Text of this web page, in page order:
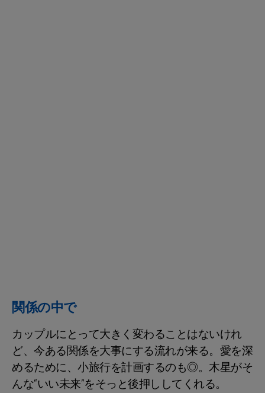
関係の中で
カップルにとって大きく変わることはないけれ
ど、今ある関係を大事にする流れが来る。愛を深
めるために、小旅行を計画するのも◎。木星がそ
んな“いい未来”をそっと後押ししてくれる。